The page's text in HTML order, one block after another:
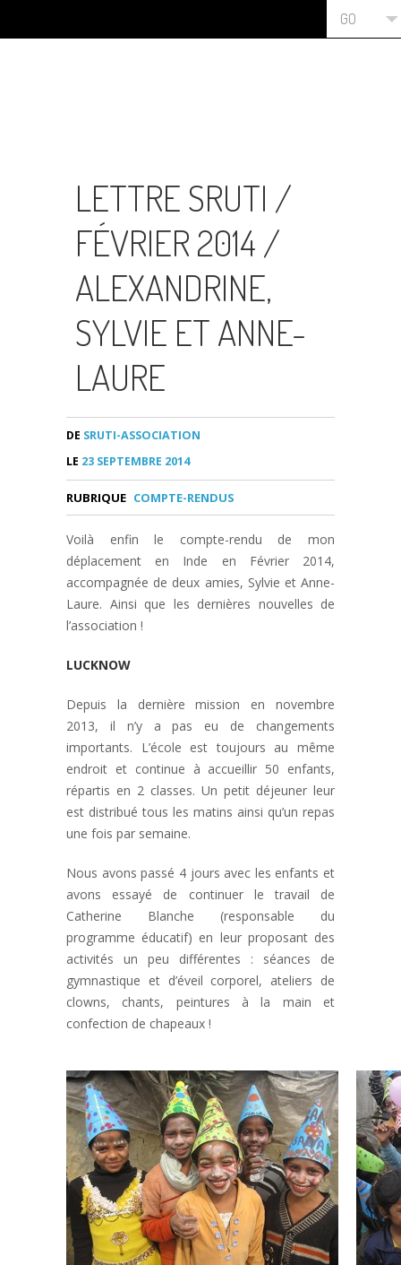
GO
LETTRE SRUTI /
FÉVRIER 2014 /
ALEXANDRINE,
SYLVIE ET ANNE-
LAURE
DE SRUTI-ASSOCIATION
LE 23 SEPTEMBRE 2014
RUBRIQUE COMPTE-RENDUS
Voilà enfin le compte-rendu de mon
déplacement en Inde en Février 2014,
accompagnée de deux amies, Sylvie et Anne-
Laure. Ainsi que les dernières nouvelles de
l’association !
LUCKNOW
Depuis la dernière mission en novembre
2013, il n’y a pas eu de changements
importants. L’école est toujours au même
endroit et continue à accueillir 50 enfants,
répartis en 2 classes. Un petit déjeuner leur
est distribué tous les matins ainsi qu’un repas
une fois par semaine.
Nous avons passé 4 jours avec les enfants et
avons essayé de continuer le travail de
Catherine Blanche (responsable du
programme éducatif) en leur proposant des
activités un peu différentes : séances de
gymnastique et d’éveil corporel, ateliers de
clowns, chants, peintures à la main et
confection de chapeaux !